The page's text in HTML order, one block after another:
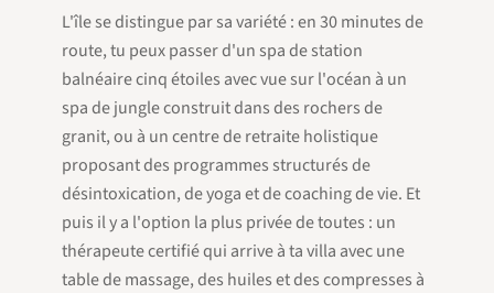
L'île se distingue par sa variété : en 30 minutes de
route, tu peux passer d'un spa de station
balnéaire cinq étoiles avec vue sur l'océan à un
spa de jungle construit dans des rochers de
granit, ou à un centre de retraite holistique
proposant des programmes structurés de
désintoxication, de yoga et de coaching de vie. Et
puis il y a l'option la plus privée de toutes : un
thérapeute certifié qui arrive à ta villa avec une
table de massage, des huiles et des compresses à